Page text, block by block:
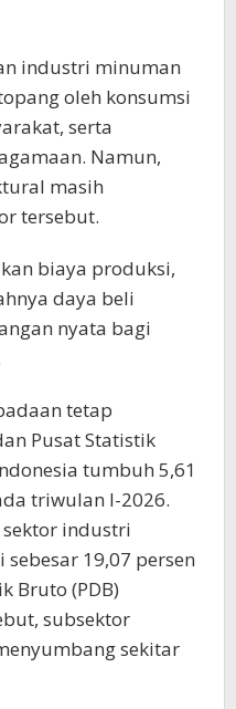
industri minuman
oleh konsumsi
serta
Namun,
masih
tersebut.
biaya produksi,
daya beli
nyata bagi
tetap
Pusat Statistik
tumbuh 5,61
triwulan I-2026.
sektor industri
19,07 persen
Bruto (PDB)
subsektor
sekitar